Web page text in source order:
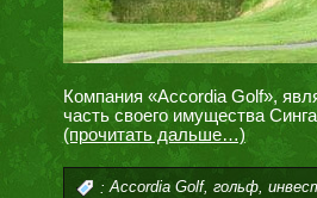
Компания «Accordia Golf»,
часть своего имущества
(прочитать дальше…)
: Accordia Golf, гольф,